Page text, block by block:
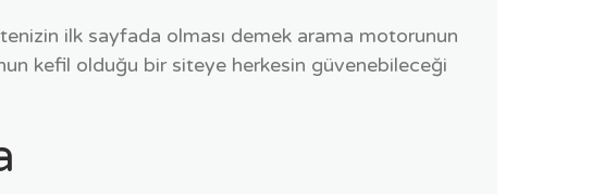
ilk sayfada olması demek arama motorunun
kefil olduğu bir siteye herkesin güvenebileceği